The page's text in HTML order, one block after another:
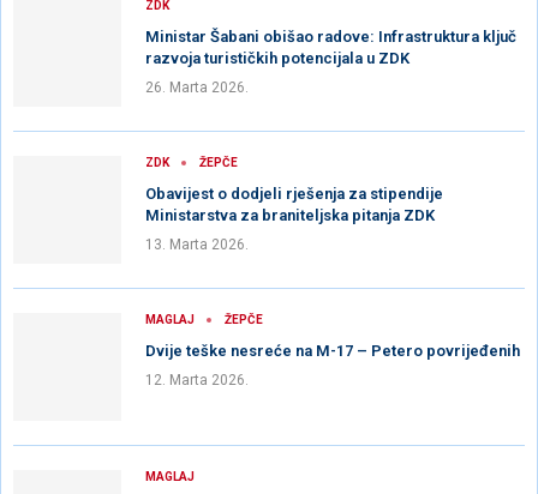
ZDK
Ministar Šabani obišao radove: Infrastruktura ključ
razvoja turističkih potencijala u ZDK
26. Marta 2026.
ZDK ŽEPČE
Obavijest o dodjeli rješenja za stipendije
Ministarstva za braniteljska pitanja ZDK
13. Marta 2026.
MAGLAJ ŽEPČE
Dvije teške nesreće na M-17 – Petero povrijeđenih
12. Marta 2026.
MAGLAJ